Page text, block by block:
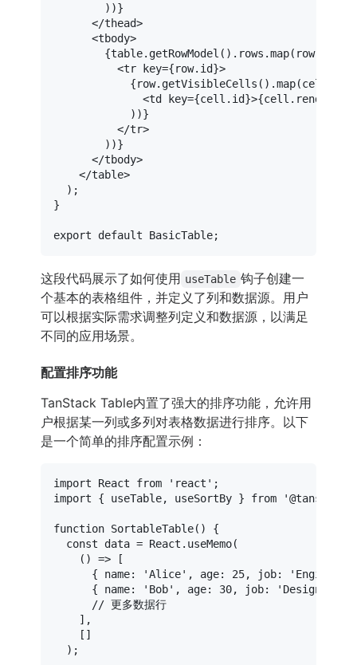
        ))}
</thead>
<tbody>
        {table.getRowModel().rows.map(row => (
<tr key={row.id}>
{row.getVisibleCells().map(cell =>
<td key={cell.id}>
            ))}
</tr>
        ))}
</tbody>
</table>
  );
}
export default BasicTable
这段代码展示了如何使用 useTable 钩子创建一
个基本的表格组件，并定义了列和数据源。用户
可以根据实际需求调整列定义和数据源，以满足
不同的应用场景。
配置排序功能
TanStack Table内置了强大的排序功能，允许用
户根据某一列或多列对表格数据进行排序。以下
是一个简单的排序配置示例：
import React from 'react'
import { useTable, useSortBy } from
function SortableTable( ) {
const data = React . useMemo(
() => [
      {
name: 'Alice' , age: 25, job: 'Engineer'
      {
name: 'Bob' , age: 30, job: 'Designer'
// 更多数据行
    ],
    []
  );